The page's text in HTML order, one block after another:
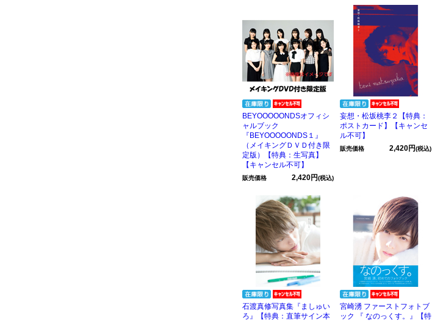
BEYOOOOONDSオフィシ
ャルブック
『BEYOOOOONDS１』
（メイキングＤＶＤ付き限
定版）【特典：生写真】
【キャンセル不可】
販売価格 2,420円(税込)
妄想・松坂桃李２【特典：
ポストカード】【キャンセ
ル不可】
販売価格 2,420円(税込)
石渡真修写真集『ましゅい
ろ』【特典：直筆サイン本
宮崎湧 ファーストフォトブ
ック 『 なのっくす。』【特